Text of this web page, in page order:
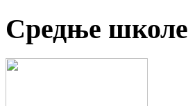
Средње школе